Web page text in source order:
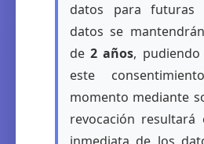
datos para futuras
datos se
de2 años,
este
momento mediante
revocación resultará